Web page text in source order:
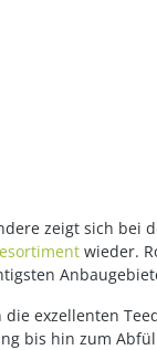
zeigt sich bei
wieder.
exzellenten
bis hin zum